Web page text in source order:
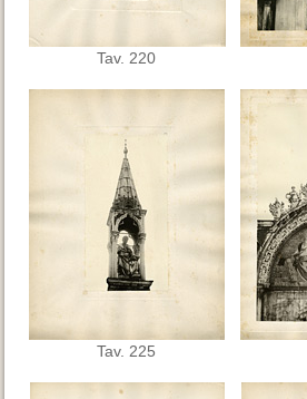
Tav. 220
Tav. 225